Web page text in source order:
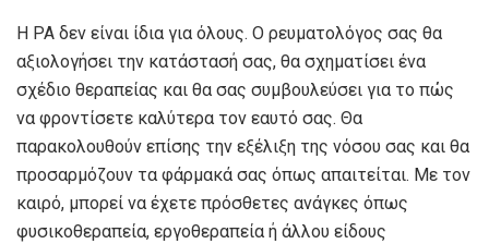
Η ΡΑ δεν είναι ίδια για όλους. Ο ρευματολόγος σας θα
αξιολογήσει την κατάστασή σας, θα σχηματίσει ένα
σχέδιο θεραπείας και θα σας συμβουλεύσει για το πώς
να φροντίσετε καλύτερα τον εαυτό σας. Θα
παρακολουθούν επίσης την εξέλιξη της νόσου σας και θα
προσαρμόζουν τα φάρμακά σας όπως απαιτείται. Με τον
καιρό, μπορεί να έχετε πρόσθετες ανάγκες όπως
φυσικοθεραπεία, εργοθεραπεία ή άλλου είδους